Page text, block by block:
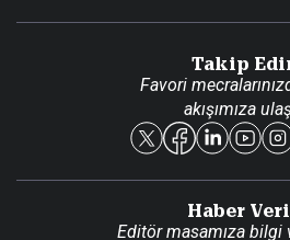
Reklam Ver
Takip
Favori
akışımıza
Haber
Editör masamıza bilgi